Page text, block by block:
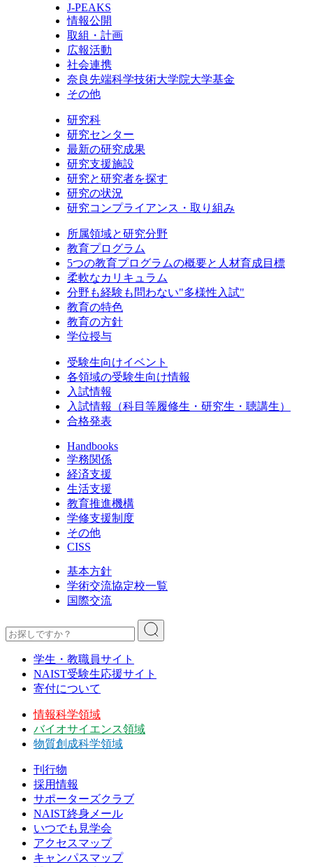
J-PEAKS
情報公開
取組・計画
広報活動
社会連携
奈良先端科学技術大学院大学基金
その他
研究科
研究センター
最新の研究成果
研究支援施設
研究と研究者を探す
研究の状況
研究コンプライアンス・取り組み
所属領域と研究分野
教育プログラム
5つの教育プログラムの概要と人材育成目標
柔軟なカリキュラム
分野も経験も問わない"多様性入試"
教育の特色
教育の方針
学位授与
受験生向けイベント
各領域の受験生向け情報
入試情報
入試情報（科目等履修生・研究生・聴講生）
合格発表
Handbooks
学務関係
経済支援
生活支援
教育推進機構
学修支援制度
その他
CISS
基本方針
学術交流協定校一覧
国際交流
学生・教職員サイト
NAIST受験生応援サイト
寄付について
情報科学領域
バイオサイエンス領域
物質創成科学領域
刊行物
採用情報
サポーターズクラブ
NAIST終身メール
いつでも見学会
アクセスマップ
キャンパスマップ